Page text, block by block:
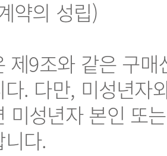
약의 성립)
9조와 같은 구매
. 다만, 미성년자
미성년자 본인 또
다.